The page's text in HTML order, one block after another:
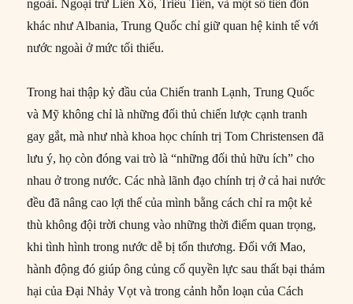
ngoài. Ngoại trừ Liên Xô, Triều Tiên, và một số tiền đồn
khác như Albania, Trung Quốc chỉ giữ quan hệ kinh tế với
nước ngoài ở mức tối thiểu.
Trong hai thập kỷ đầu của Chiến tranh Lạnh, Trung Quốc
và Mỹ không chỉ là những đối thủ chiến lược cạnh tranh
gay gắt, mà như nhà khoa học chính trị Tom Christensen đã
lưu ý, họ còn đóng vai trò là “những đối thủ hữu ích” cho
nhau ở trong nước. Các nhà lãnh đạo chính trị ở cả hai nước
đều đã nâng cao lợi thế của mình bằng cách chỉ ra một kẻ
thù không đội trời chung vào những thời điểm quan trọng,
khi tình hình trong nước dễ bị tổn thương. Đối với Mao,
hành động đó giúp ông củng cố quyền lực sau thất bại thảm
hại của Đại Nhảy Vọt và trong cảnh hỗn loạn của Cách